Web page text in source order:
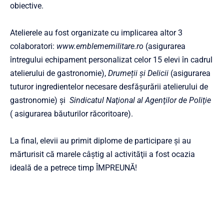
obiective.
Atelierele au fost organizate cu implicarea altor 3
colaboratori: www.emblememilitare.ro (asigurarea
întregului echipament personalizat celor 15 elevi în cadrul
atelierului de gastronomie), Drumeții și Delicii (asigurarea
tuturor ingredientelor necesare desfășurării atelierului de
gastronomie) şi Sindicatul Naţional al Agenţilor de Poliţie
( asigurarea băuturilor răcoritoare).
La final, elevii au primit diplome de participare şi au
mărturisit că marele câştig al activităţii a fost ocazia
ideală de a petrece timp ÎMPREUNĂ!